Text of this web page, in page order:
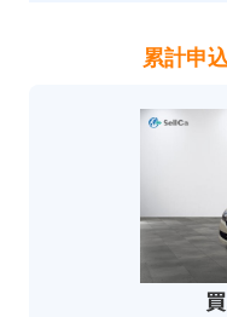
累計申